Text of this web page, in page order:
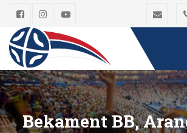
Bekament BB,